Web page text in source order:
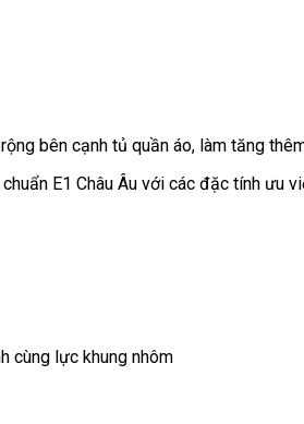
bên cạnh tủ quần áo, làm tăng
E1 Châu Âu với các đặc tính ưu
cùng lực khung nhôm